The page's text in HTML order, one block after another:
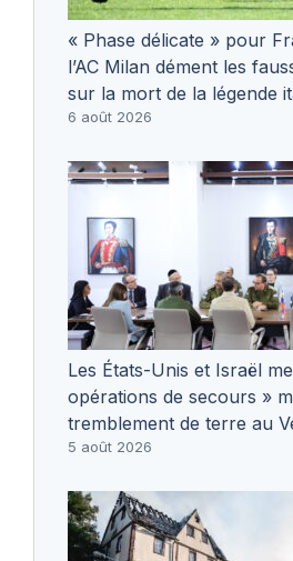
« Phase délicate » pour
l’AC Milan dément les
sur la mort de la légende
6 août 2026
Les États-Unis et Israël
opérations de secours »
tremblement de terre au
5 août 2026